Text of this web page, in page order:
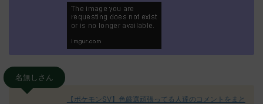
名無しさん
【ポケモンSV】色厳選頑張ってる人達のコメントをまと